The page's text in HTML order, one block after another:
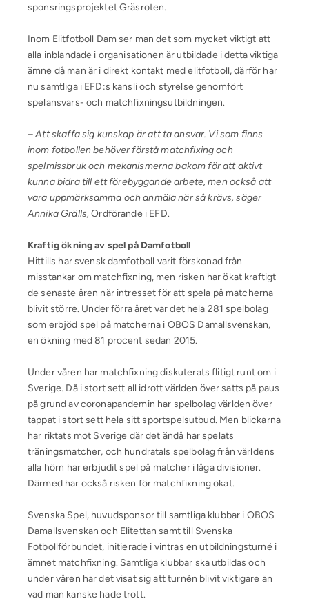
sponsringsprojektet Gräsroten.
Inom Elitfotboll Dam ser man det som mycket viktigt att
alla inblandade i organisationen är utbildade i detta viktiga
ämne då man är i direkt kontakt med elitfotboll, därför har
nu samtliga i EFD:s kansli och styrelse genomfört
spelansvars- och matchfixningsutbildningen.
–Att skaffa sig kunskap är att ta ansvar. Vi som finns
inom fotbollen behöver förstå matchfixing och
spelmissbruk och mekanismerna bakom för att aktivt
kunna bidra till ett förebyggande arbete, men också att
vara uppmärksamma och anmäla när så krävs, säger
Annika Grälls, Ordförande i EFD.
Kraftig ökning av spel på Damfotboll
Hittills har svensk damfotboll varit förskonad från
misstankar om matchfixning, men risken har ökat kraftigt
de senaste åren när intresset för att spela på matcherna
blivit större. Under förra året var det hela 281 spelbolag
som erbjöd spel på matcherna i OBOS Damallsvenskan,
en ökning med 81 procent sedan 2015.
Under våren har matchfixning diskuterats flitigt runt om i
Sverige. Då i stort sett all idrott världen över satts på paus
på grund av coronapandemin har spelbolag världen över
tappat i stort sett hela sitt sportspelsutbud. Men blickarna
har riktats mot Sverige där det ändå har spelats
träningsmatcher, och hundratals spelbolag från världens
alla hörn har erbjudit spel på matcher i låga divisioner.
Därmed har också risken för matchfixning ökat.
Svenska Spel, huvudsponsor till samtliga klubbar i OBOS
Damallsvenskan och Elitettan samt till Svenska
Fotbollförbundet, initierade i vintras en utbildningsturné i
ämnet matchfixning. Samtliga klubbar ska utbildas och
under våren har det visat sig att turnén blivit viktigare än
vad man kanske hade trott.